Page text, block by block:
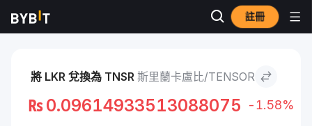
註冊
市場 Tensor 價格 TNSR 斯里蘭卡盧比 to Tensor
將 LKR 兌換為 TNSR 斯里蘭卡盧比/TENSOR
₨0.09614933513088075 -1.58%